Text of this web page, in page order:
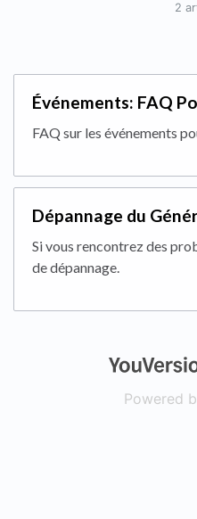
2
Événements: FAQ
FAQ sur les événements
Dépannage du
Si vous rencontrez des
de dépannage.
Powered